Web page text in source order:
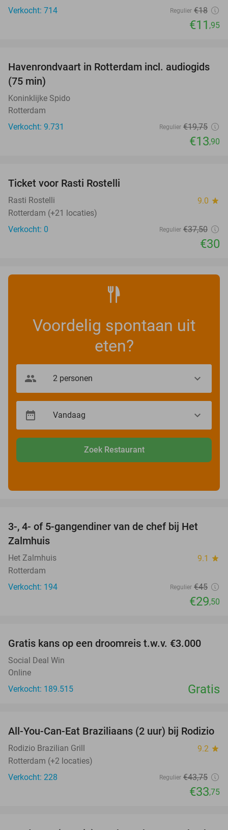
Verkocht: 714
Regulier €18
€11 ,95
30%
Havenrondvaart in Rotterdam incl. audiogids
(75 min)
Koninklijke Spido
Rotterdam
Verkocht: 9.731
Regulier €19,75
€13,90
TODAY
Ticket voor Rasti Rostelli
Rasti Rostelli 9.0 star
Rotterdam (+21 locaties)
Verkocht: 0
Regulier €37,50
€30
Voordelig spontaan uit
eten?
Zoek Restaurant
34%
3-, 4- of 5-gangendiner van de chef bij Het
Zalmhuis
Het Zalmhuis 9.1 star
Rotterdam
Verkocht: 194
Regulier €45
€29,50
Gratis kans op een droomreis t.w.v. €3.000
Social Deal Win
Online
Verkocht: 189.515
Gratis
23%
All-You-Can-Eat Braziliaans (2 uur) bij Rodizio
Rodizio Brazilian Grill 9.2 star
Rotterdam (+2 locaties)
Verkocht: 228
Regulier €43,75
€33,75